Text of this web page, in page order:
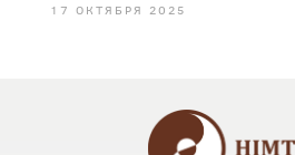
17 ОКТЯБРЯ 2025